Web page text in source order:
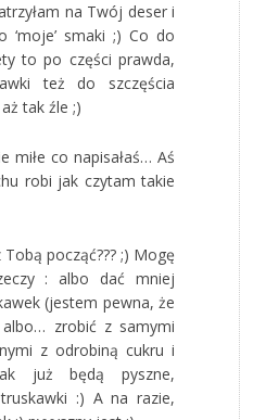
na Twój deser i
smaki ;) Co do
to po części prawda,
też do szczęścia
tak źle ;)
miłe co napisałaś… Aś
robi jak czytam takie
począć??? ;) Mogę
: albo dać mniej
(jestem pewna, że
zrobić z samymi
z odrobiną cukru i
już będą pyszne,
truskawki :) A na razie,